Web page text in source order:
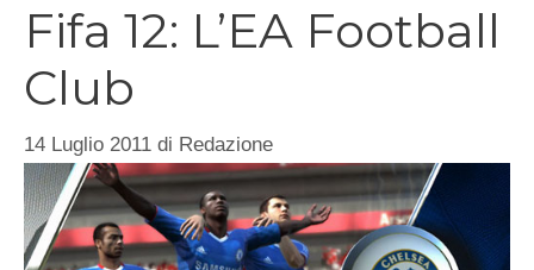
Fifa 12: L’EA Football
Club
14 Luglio 2011 di Redazione